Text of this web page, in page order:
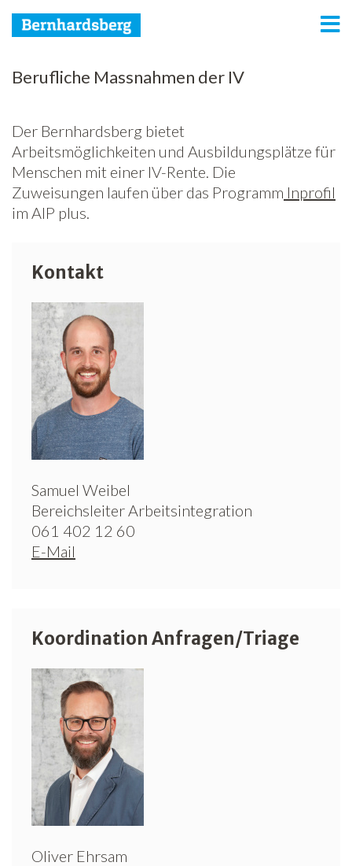
Bernhardsberg
Wohnintegration
Arbeitsintegration
Netzwerk
Jobs
Freiwilligenarbeit
News
Newsletter
Berufliche Massnahmen der IV
Der Bernhardsberg bietet
Arbeitsmöglichkeiten und Ausbildungsplätze für
Menschen mit einer IV-Rente. Die
Zuweisungen laufen über das Programm Inprofil
im AIP plus.
Kontakt
Samuel Weibel
Bereichsleiter Arbeitsintegration
061 402 12 60
E-Mail
Koordination Anfragen/Triage
Oliver Ehrsam